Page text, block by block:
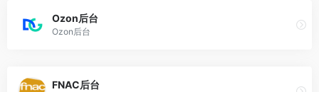
Ozon后台
Ozon后台
FNAC后台